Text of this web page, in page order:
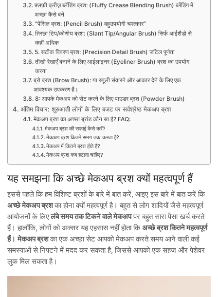
फ़्लफ़ी क्रीज़ ब्लेंडिंग ब्रश: (Fluffy Crease Blending Brush) ब्लेंडिंग में
अच्छा कैसे बनें
“पेंसिल ब्रश: (Pencil Brush) बहुउपयोगी चमत्कार”
तिरछा टिप/कोणीय ब्रश: (Slant Tip/Angular Brush) सिर्फ आईशैडो से
कहीं अधिक
5. सटीक विवरण ब्रश: (Precision Detail Brush) जटिल पूर्णता
तीखी रेखाएँ बनाने के लिए आईलाइनर (Eyeliner Brush) ब्रश का उपयोग
करना
ब्रो ब्रश (Brow Brush): या स्पूली संवारने और आकार देने के लिए एक
आवश्यक उपकरण है।
8: आपके मेकअप को सेट करने के लिए पाउडर ब्रश (Powder Brush)
अंतिम विचार: शुरुआती लोगों के लिए बजट पर सर्वश्रेष्ठ मेकअप ब्रश
मेकअप ब्रश का अच्छा ब्रांड कौन सा है? FAQ:
मेकअप ब्रश की सफाई कैसे करें?
मेकअप ब्रश कितने समय तक चलता है?
मेकअप में कितने ब्रश होते हैं?
मेकअप ब्रश कब हटाना चाहिए?
यह समझना कि अच्छे मेकअप ब्रश क्यों महत्वपूर्ण हैं
इससे पहले कि हम विशिष्ट ब्रशों के बारे में बात करें, आइए इस बारे में बात करें कि
अच्छे मेकअप ब्रशका होना क्यों महत्वपूर्ण है। बहुत से लोग शादियों जैसे महत्वपूर्ण
आयोजनों के लिएलंबे समय तक टिकने वाले मेकअपपर बहुत सारा पैसा खर्च करते
हैं। हालाँकि, लोगों को अक्सर यह एहसास नहीं होता किअच्छे ब्रश कितने महत्वपूर्ण
हैं। मेकअप ब्रशका एक अच्छा सेट आपको मेकअप करते समय आने वाली कई
समस्याओं से निपटने में मदद कर सकता है, जिससे आपको एक सहज और पेशेवर
लुक मिल सकता है।